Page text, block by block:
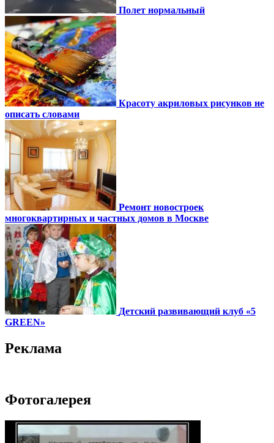
Полет нормальный
Красоту акриловых рисунков не
описать словами
Ремонт новостроек
многоквартирных и частных домов в Москве
Детский развивающий клуб «5
GREEN»
Реклама
Фотогалерея